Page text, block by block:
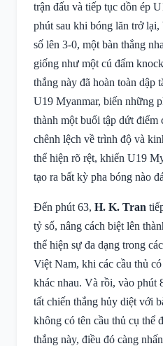
trận đấu và tiếp tục dồn ép
phút sau khi bóng lăn trở lại,
số lên 3-0, một bàn thắng
giống như một cú đấm
thắng này đã hoàn toàn dập
U19 Myanmar, biến những
thành một buổi tập dứt
chênh lệch về trình độ và
thể hiện rõ rệt, khiến U19
tạo ra bất kỳ pha bóng nào
Đến phút 63, H. K. Tran
tỷ số, nâng cách biệt lên
thể hiện sự đa dạng trong
Việt Nam, khi các cầu thủ
khác nhau. Và rồi, vào phút
tất chiến thắng hủy diệt với
không có tên cầu thủ cụ thể
thắng này, điều đó càng